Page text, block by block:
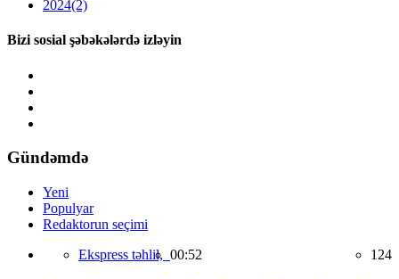
2024(2)
Bizi sosial şəbəkələrdə izləyin
Gündəmdə
Yeni
Populyar
Redaktorun seçimi
Ekspress təhlil, 00:52 124